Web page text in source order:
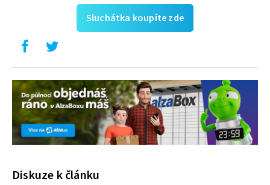
Sluchátka koupíte zde
Diskuze k článku